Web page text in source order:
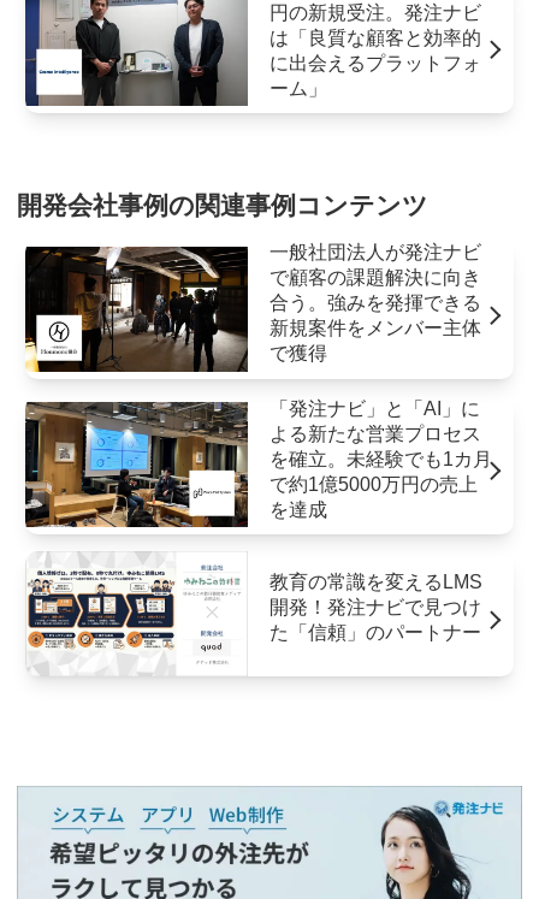
円の新規受注。発注ナビ
は「良質な顧客と効率的
に出会えるプラットフォ
ーム」
開発会社事例の関連事例コンテンツ
一般社団法人が発注ナビ
で顧客の課題解決に向き
合う。強みを発揮できる
新規案件をメンバー主体
で獲得
「発注ナビ」と「AI」に
よる新たな営業プロセス
を確立。未経験でも1カ月
で約1億5000万円の売上
を達成
教育の常識を変えるLMS
開発！発注ナビで見つけ
た「信頼」のパートナー